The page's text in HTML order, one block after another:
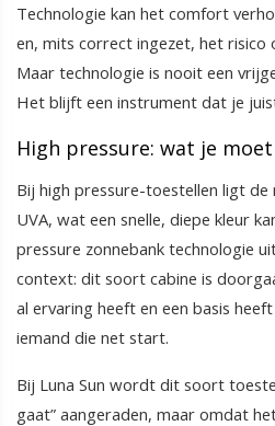
Technologie kan het comfort
en, mits correct ingezet, het risico
Maar technologie is nooit een
Het blijft een instrument dat je
High pressure: wat je
Bij high pressure-toestellen ligt de
UVA, wat een snelle, diepe kleur
pressure zonnebank technologie
context: dit soort cabine is
al ervaring heeft en een basis
iemand die net start.
Bij Luna Sun wordt dit soort
gaat” aangeraden, maar omdat